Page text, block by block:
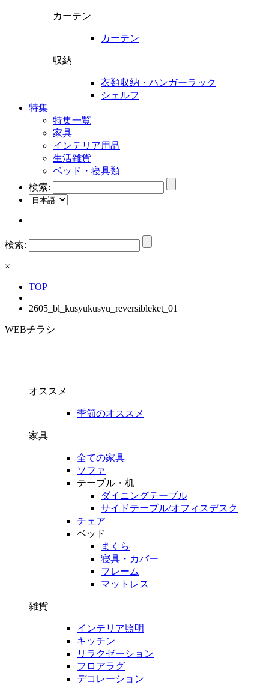
カーテン
カーテン
収納
衣類収納・ハンガーラック
シェルフ
特集
特集一覧
家具
インテリア用品
生活雑貨
ベッド・寝具類
検索:
検索:
×
TOP
2605_bl_kusyukusyu_reversibleket_01
WEBチラシ
オススメ
季節のオススメ
家具
全ての家具
ソファ
テーブル・机
ダイニングテーブル
サイドテーブル/オフィスデスク
チェア
ベッド
まくら
寝具・カバー
フレーム
マットレス
雑貨
インテリア照明
キッチン
リラクゼーション
フロアラグ
デコレーション